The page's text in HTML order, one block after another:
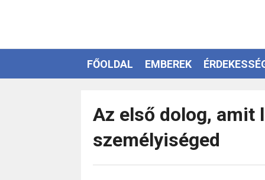
FŐOLDAL EMBEREK
Az első dolog, amit
személyiséged